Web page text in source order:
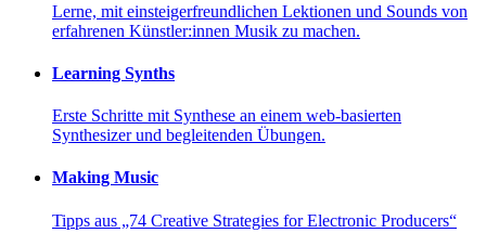
Lerne, mit einsteigerfreundlichen Lektionen und Sounds von
erfahrenen Künstler:innen Musik zu machen.
Learning Synths
Erste Schritte mit Synthese an einem web-basierten
Synthesizer und begleitenden Übungen.
Making Music
Tipps aus „74 Creative Strategies for Electronic Producers“